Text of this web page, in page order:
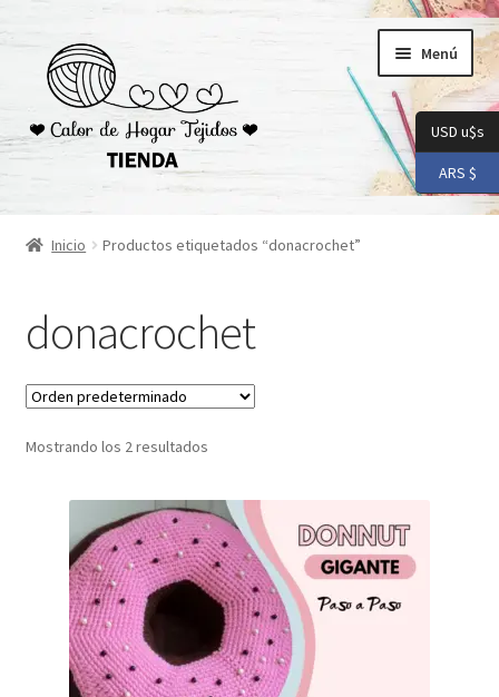
navegación
contenido
Menú
Inicio
Checkout
Conoceme
Preguntas Frecuentes
Inicio Productos etiquetados “donacrochet”
donacrochet
Mostrando los 2 resultados
USD u$s
ARS $